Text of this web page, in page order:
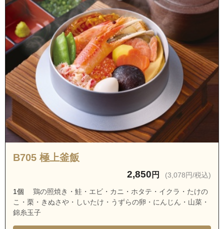
B705 極上釜飯
2,850 円 (3,078円/税込)
1個
鶏の照焼き・鮭・エビ・カニ・ホタテ・イクラ・たけの
こ・栗・きぬさや・しいたけ・うずらの卵・にんじん・山菜・
錦糸玉子